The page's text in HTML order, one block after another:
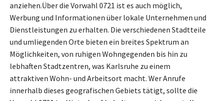
anziehen.Über die Vorwahl 0721 ist es auch möglich,
Werbung und Informationen über lokale Unternehmen und
Dienstleistungen zu erhalten. Die verschiedenen Stadtteile
und umliegenden Orte bieten ein breites Spektrum an
Möglichkeiten, von ruhigen Wohngegenden bis hin zu
lebhaften Stadtzentren, was Karlsruhe zu einem
attraktiven Wohn- und Arbeitsort macht. Wer Anrufe
innerhalb dieses geografischen Gebiets tätigt, sollte die